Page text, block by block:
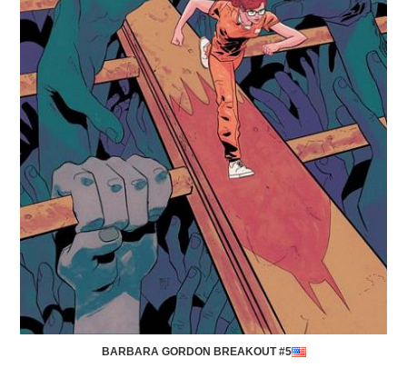
BARBARA GORDON BREAKOUT #5